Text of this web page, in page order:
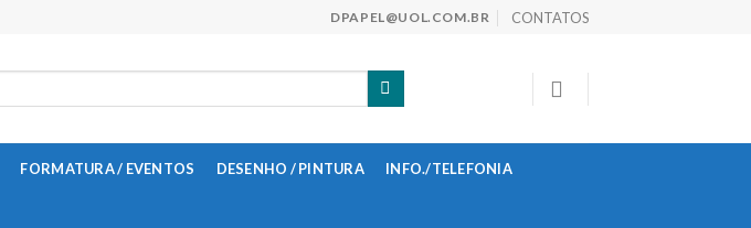
DPAPEL@UOL.COM.BR CONTATOS
FORMATURA / EVENTOS DESENHO / PINTURA INFO./TELEFONIA